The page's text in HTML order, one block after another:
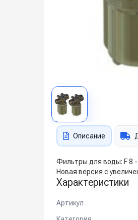
Описание
Фильтры для воды: F 8
Новая версия с
Характеристики
Артикул